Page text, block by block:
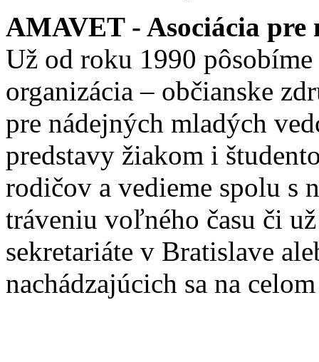
AMAVET - Asociácia pre
Už od roku 1990
organizácia – občianske
pre nádejných mladých
predstavy žiakom i
rodičov a vedieme spolu s
tráveniu voľného času či
sekretariáte v Bratislave
nachádzajúcich sa na